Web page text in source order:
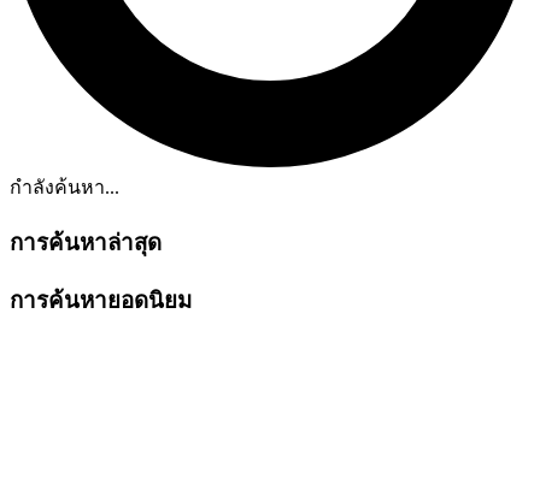
กำลังค้นหา...
การค้นหาล่าสุด
การค้นหายอดนิยม